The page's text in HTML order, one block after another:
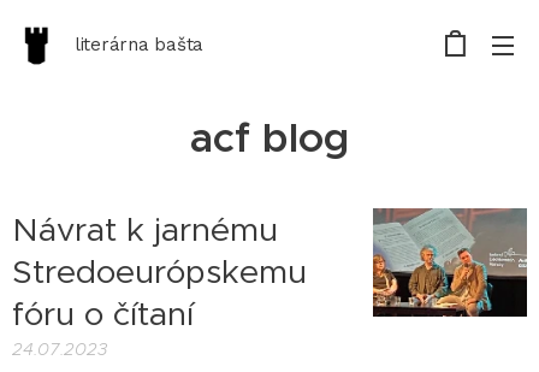
literárna bašta
acf blog
Návrat k jarnému
Stredoeurópskemu
fóru o čítaní
24.07.2023